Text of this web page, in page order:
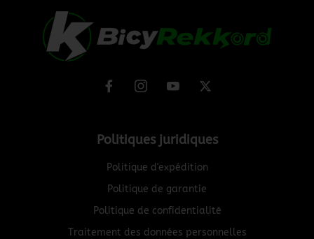
Politiques juridiques
Politique d'expédition
Politique de garantie
Politique de confidentialité
Traitement des données personnelles